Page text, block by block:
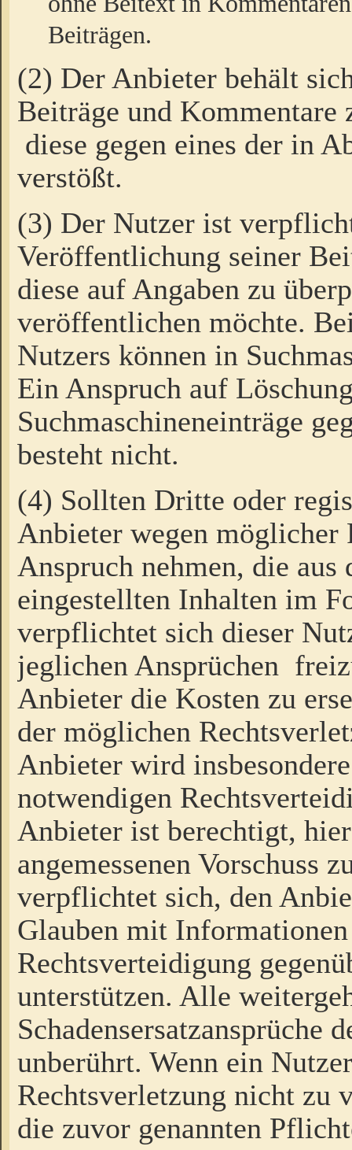
Beiträgen.
(2) Der Anbieter behält
Beiträge und Kommentare
diese gegen eines der in
verstößt.
(3) Der Nutzer ist
Veröffentlichung seiner
diese auf Angaben zu
veröffentlichen möchte.
Nutzers können in
Ein Anspruch auf
Suchmaschineneinträge
besteht nicht.
(4) Sollten Dritte oder
Anbieter wegen möglicher
Anspruch nehmen, die
eingestellten Inhalten im
verpflichtet sich dieser
jeglichen Ansprüchen
Anbieter die Kosten zu
der möglichen
Anbieter wird
notwendigen
Anbieter ist berechtigt,
angemessenen Vorschuss
verpflichtet sich, den
Glauben mit
Rechtsverteidigung
unterstützen. Alle
Schadensersatzansprüche
unberührt. Wenn ein
Rechtsverletzung nicht zu
die zuvor genannten